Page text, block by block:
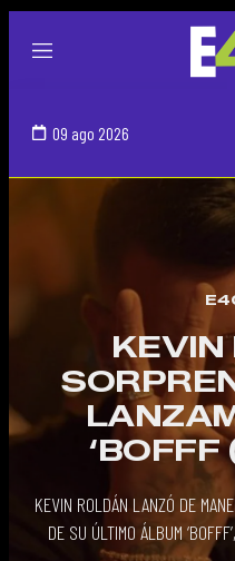
Menú
09 ago 2026
KEVIN
‘BOFFF
KEVIN ROLDÁN LANZÓ DE
DE SU ÚLTIMO ÁLBUM